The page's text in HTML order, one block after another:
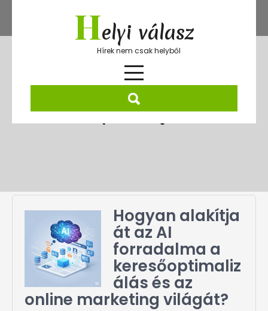
content
Helyi válasz
Hírek nem csak helyből
Hónap:2025. július
Hogyan alakítja
át az AI
forradalma a
keresőoptimaliz
álás és az
online marketing világát?